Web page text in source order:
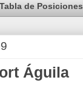
Tabla de Posiciones
Águila